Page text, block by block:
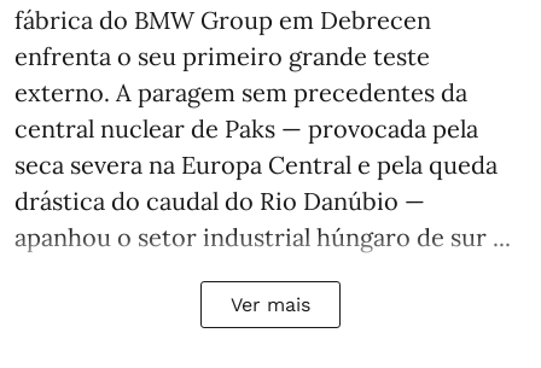
fábrica do BMW Group em Debrecen
enfrenta o seu primeiro grande teste
externo. A paragem sem precedentes da
central nuclear de Paks — provocada pela
seca severa na Europa Central e pela queda
drástica do caudal do Rio Danúbio —
apanhou o setor industrial húngaro de sur ...
Ver mais